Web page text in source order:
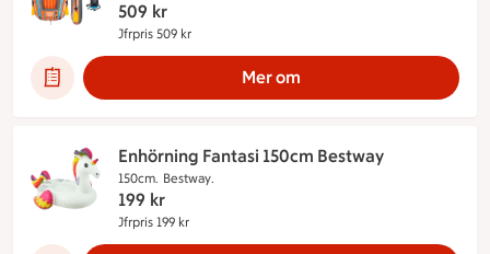
509 kr
Jfrpris 509 kr
Mer om
Enhörning Fantasi 150cm Bestway
150cm. Bestway.
199 kr
Jfrpris 199 kr